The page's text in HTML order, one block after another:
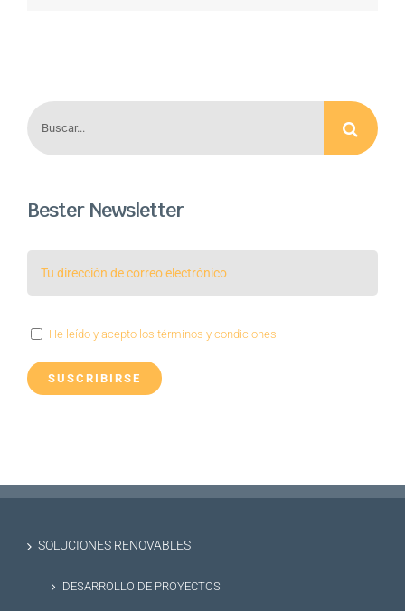
Buscar:
Bester Newsletter
He leído y acepto los términos y condiciones
SOLUCIONES RENOVABLES
DESARROLLO DE PROYECTOS